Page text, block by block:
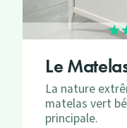
Le
La nature
matelas vert
principale.